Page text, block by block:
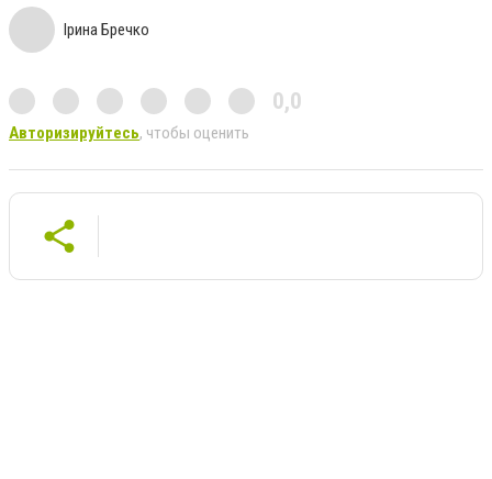
Ірина Бречко
0,0
Авторизируйтесь, чтобы оценить